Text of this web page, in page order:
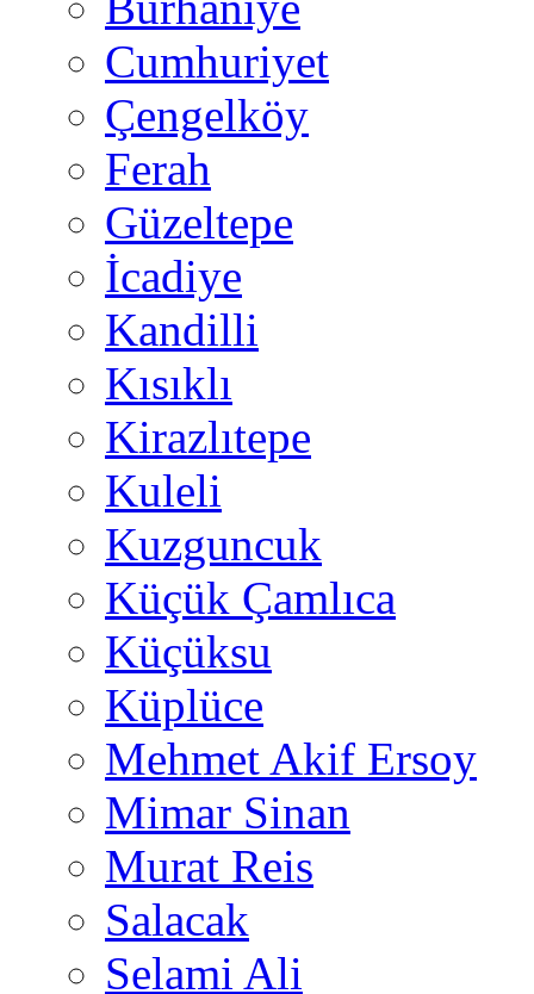
Cumhuriyet
Çengelköy
Ferah
Güzeltepe
İcadiye
Kandilli
Kısıklı
Kirazlıtepe
Kuleli
Kuzguncuk
Küçük Çamlıca
Küçüksu
Küplüce
Mehmet Akif Ersoy
Mimar Sinan
Murat Reis
Salacak
Selami Ali